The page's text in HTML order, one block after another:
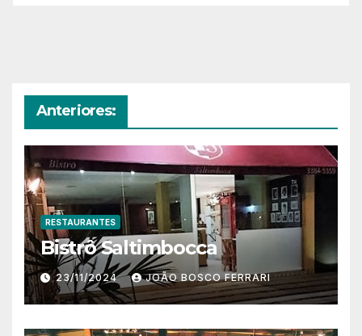
Anteriores:
RESTAURANTES
Bistrô Saltimbocca
23/11/2024 JOÃO BOSCO FERRARI